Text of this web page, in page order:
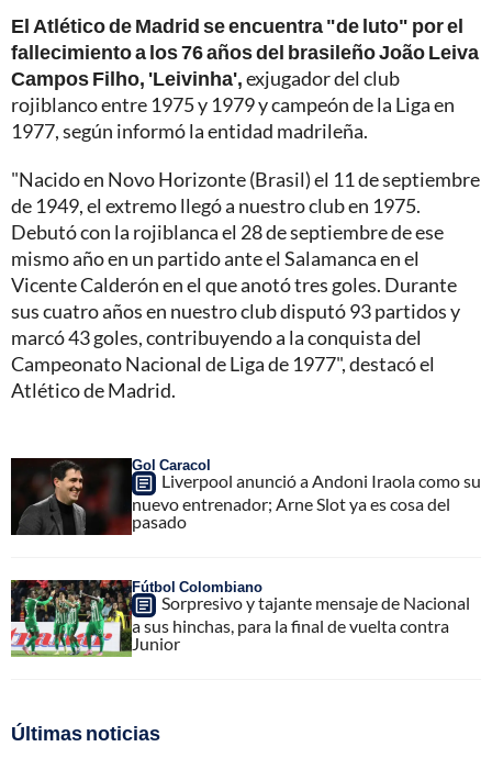
El Atlético de Madrid se encuentra "de luto" por el
fallecimiento a los 76 años del brasileño João Leiva
Campos Filho, 'Leivinha',exjugador del club
rojiblanco entre 1975 y 1979 y campeón de la Liga en
1977, según informó la entidad madrileña.
"Nacido en Novo Horizonte (Brasil) el 11 de septiembre
de 1949, el extremo llegó a nuestro club en 1975.
Debutó con la rojiblanca el 28 de septiembre de ese
mismo año en un partido ante el Salamanca en el
Vicente Calderón en el que anotó tres goles. Durante
sus cuatro años en nuestro club disputó 93 partidos y
marcó 43 goles, contribuyendo a la conquista del
Campeonato Nacional de Liga de 1977", destacó el
Atlético de Madrid.
Gol Caracol
Liverpool anunció a Andoni Iraola como su
nuevo entrenador; Arne Slot ya es cosa del
pasado
Fútbol Colombiano
Sorpresivo y tajante mensaje de Nacional
a sus hinchas, para la final de vuelta contra
Junior
Últimas noticias